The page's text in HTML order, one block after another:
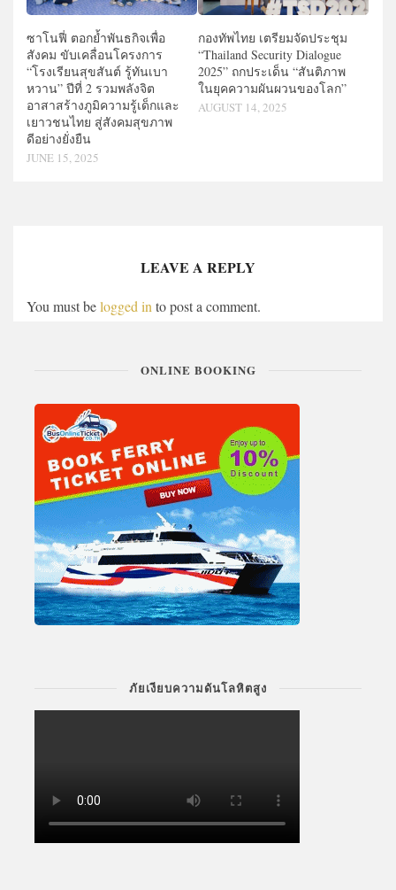
ซาโนฟี่ ตอกย้ำพันธกิจเพื่อ
สังคม ขับเคลื่อนโครงการ
“โรงเรียนสุขสันต์ รู้ทันเบา
หวาน” ปีที่ 2 รวมพลังจิต
อาสาสร้างภูมิความรู้เด็กและ
เยาวชนไทย สู่สังคมสุขภาพ
ดีอย่างยั่งยืน
JUNE 15, 2025
กองทัพไทย เตรียมจัดประชุม
“Thailand Security Dialogue
2025” ถกประเด็น “สันติภาพ
ในยุคความผันผวนของโลก”
AUGUST 14, 2025
LEAVE A REPLY
You must belogged into post a comment.
ONLINE BOOKING
ภัยเงียบความดันโลหิตสูง